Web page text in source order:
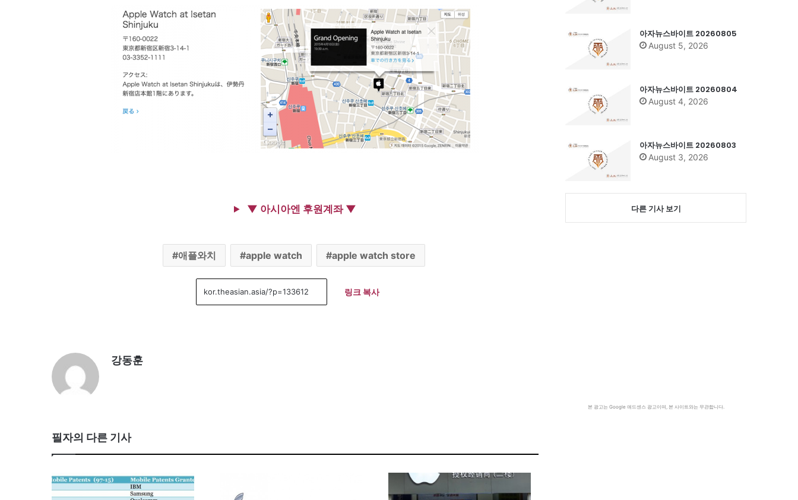
▼ 아시아엔 후원계좌 ▼
애플와치 apple watch apple watch store
링크 복사
강동훈
필자의 다른 기사
아자뉴스바이트 20260805
August 5, 2026
아자뉴스바이트 20260804
August 4, 2026
아자뉴스바이트 20260803
August 3, 2026
다른 기사 보기
본 광고는 Google 애드센스 광고이며, 본 사이트와는 무관합니다.